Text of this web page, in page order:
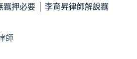
羈押必要 │ 李育昇律師解說羈